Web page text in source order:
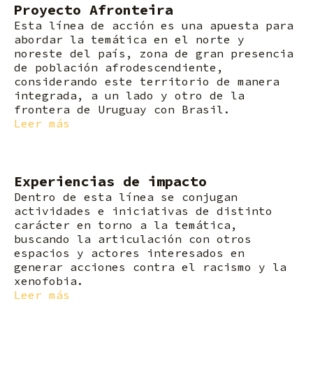
Proyecto Afronteira
Esta línea de acción es una apuesta para
abordar la temática en el norte y
noreste del país, zona de gran presencia
de población afrodescendiente,
considerando este territorio de manera
integrada, a un lado y otro de la
frontera de Uruguay con Brasil.
Leer más
Experiencias de impacto
Dentro de esta línea se conjugan
actividades e iniciativas de distinto
carácter en torno a la temática,
buscando la articulación con otros
espacios y actores interesados en
generar acciones contra el racismo y la
xenofobia.
Leer más